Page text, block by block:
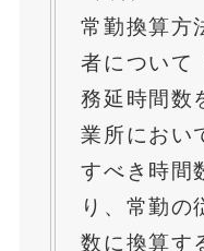
常勤換算方
者について
務延時間数
業所におい
すべき時間
り、常勤の
数に換算す